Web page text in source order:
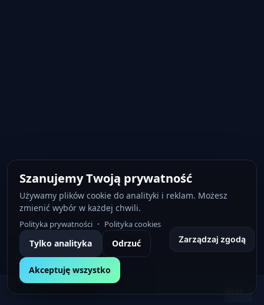
Szanujemy Twoją prywatność
Używamy plików cookie do analityki i reklam. Możesz
zmienić wybór w każdej chwili.
Polityka prywatności · Polityka cookies
Tylko analityka Odrzuć
Akceptuję wszystko
Zarządzaj zgodą